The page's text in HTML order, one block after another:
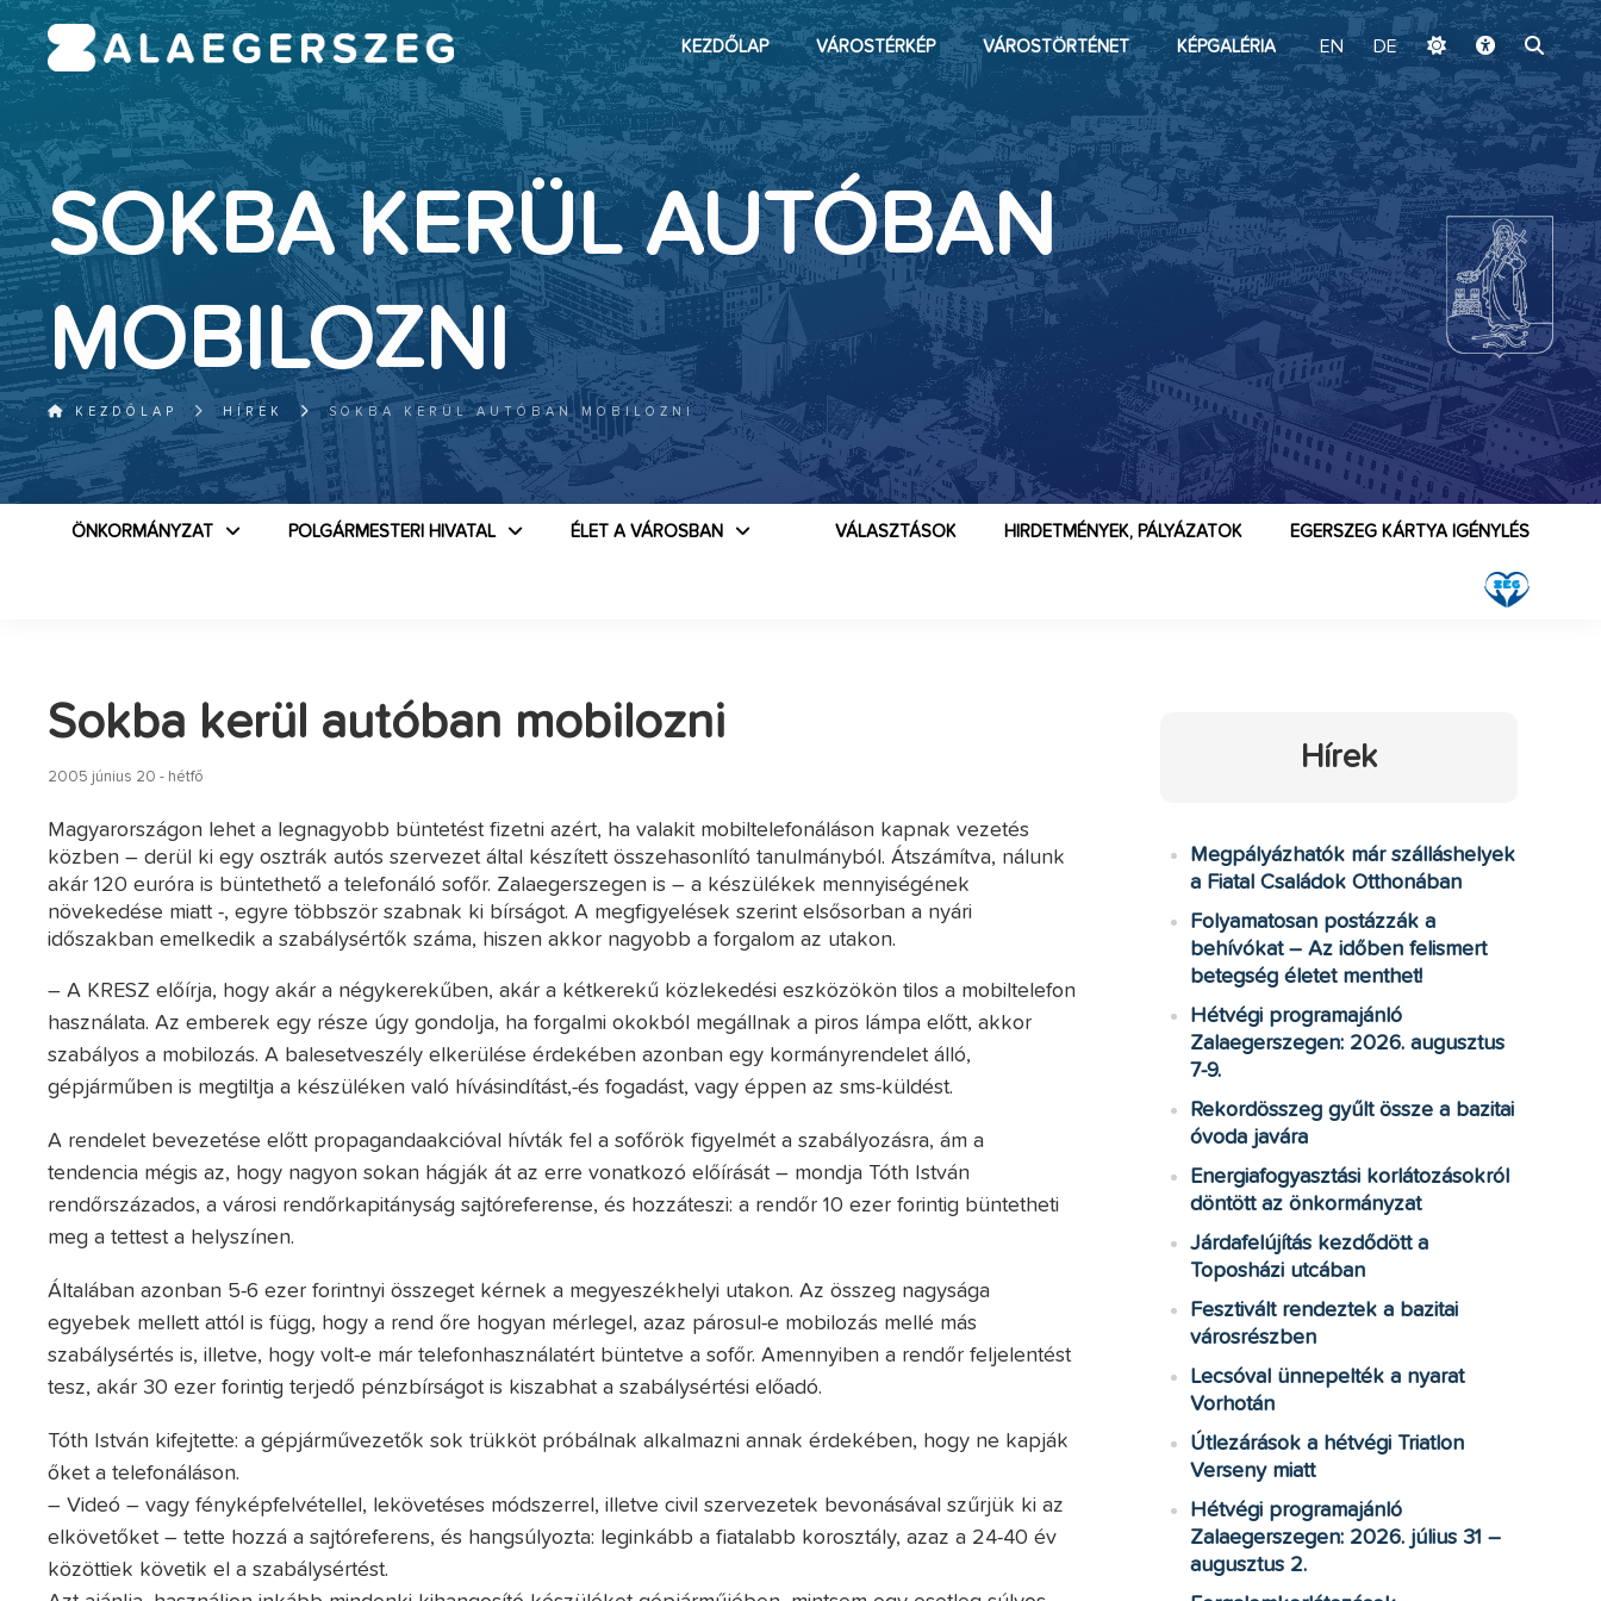
ugrás a fő tartalomhoz
KEZDŐLAP VÁROSTÉRKÉP VÁROSTÖRTÉNET KÉPGALÉRIA EN DE
SOKBA KERÜL AUTÓBAN
MOBILOZNI
KEZDŐLAP HÍREK SOKBA KERÜL AUTÓBAN MOBILOZNI
ÖNKORMÁNYZAT POLGÁRMESTERI HIVATAL ÉLET A VÁROSBAN EGERSZEG KÁRTYA IGÉNYLÉS
HIRDETMÉNYEK, PÁLYÁZATOK
VÁLASZTÁSOK
Sokba kerül autóban mobilozni
2005 június 20 - hétfő
Magyarországon lehet a legnagyobb büntetést fizetni azért, ha valakit mobiltelefonáláson kapnak vezetés
közben – derül ki egy osztrák autós szervezet által készített összehasonlító tanulmányból. Átszámítva, nálunk
akár 120 euróra is büntethető a telefonáló sofőr. Zalaegerszegen is – a készülékek mennyiségének
növekedése miatt -, egyre többször szabnak ki bírságot. A megfigyelések szerint elsősorban a nyári
időszakban emelkedik a szabálysértők száma, hiszen akkor nagyobb a forgalom az utakon.
– A KRESZ előírja, hogy akár a négykerekűben, akár a kétkerekű közlekedési eszközökön tilos a mobiltelefon
használata. Az emberek egy része úgy gondolja, ha forgalmi okokból megállnak a piros lámpa előtt, akkor
szabályos a mobilozás. A balesetveszély elkerülése érdekében azonban egy kormányrendelet álló,
gépjárműben is megtiltja a készüléken való hívásindítást,-és fogadást, vagy éppen az sms-küldést.
A rendelet bevezetése előtt propagandaakcióval hívták fel a sofőrök figyelmét a szabályozásra, ám a
tendencia mégis az, hogy nagyon sokan hágják át az erre vonatkozó előírását – mondja Tóth István
rendőrszázados, a városi rendőrkapitányság sajtóreferense, és hozzáteszi: a rendőr 10 ezer forintig büntetheti
meg a tettest a helyszínen.
Általában azonban 5-6 ezer forintnyi összeget kérnek a megyeszékhelyi utakon. Az összeg nagysága
egyebek mellett attól is függ, hogy a rend őre hogyan mérlegel, azaz párosul-e mobilozás mellé más
szabálysértés is, illetve, hogy volt-e már telefonhasználatért büntetve a sofőr. Amennyiben a rendőr feljelentést
tesz, akár 30 ezer forintig terjedő pénzbírságot is kiszabhat a szabálysértési előadó.
Tóth István kifejtette: a gépjárművezetők sok trükköt próbálnak alkalmazni annak érdekében, hogy ne kapják
őket a telefonáláson.
– Videó – vagy fényképfelvétellel, lekövetéses módszerrel, illetve civil szervezetek bevonásával szűrjük ki az
elkövetőket – tette hozzá a sajtóreferens, és hangsúlyozta: leginkább a fiatalabb korosztály, azaz a 24-40 év
közöttiek követik el a szabálysértést.
Hírek
Megpályázhatók már szálláshelyek
a Fiatal Családok Otthonában
Folyamatosan postázzák a
behívókat – Az időben felismert
betegség életet menthet!
Hétvégi programajánló
Zalaegerszegen: 2026. augusztus
7-9.
Rekordösszeg gyűlt össze a bazitai
óvoda javára
Energiafogyasztási korlátozásokról
döntött az önkormányzat
Járdafelújítás kezdődött a
Toposházi utcában
Fesztivált rendeztek a bazitai
városrészben
Lecsóval ünnepelték a nyarat
Vorhotán
Útlezárások a hétvégi Triatlon
Verseny miatt
Hétvégi programajánló
Zalaegerszegen: 2026. július 31 –
augusztus 2.